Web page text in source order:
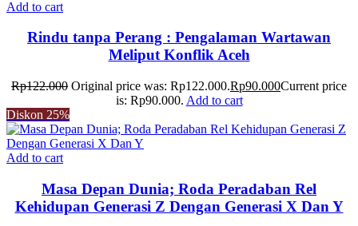
Add to cart
Rindu tanpa Perang : Pengalaman Wartawan
Meliput Konflik Aceh
Rp122.000 Original price was: Rp122.000.Rp90.000Current price
is: Rp90.000. Add to cart
Diskon 25%
Add to cart
Masa Depan Dunia; Roda Peradaban Rel
Kehidupan Generasi Z Dengan Generasi X Dan Y